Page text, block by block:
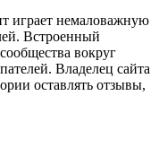
играет немаловажную
Встроенный
вокруг
Владелец сайта
оставлять отзывы,